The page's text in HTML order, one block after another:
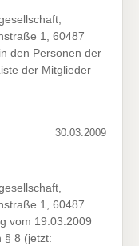
1, 60487
den Personen der
der Mitglieder
30.03.2009
1, 60487
vom 19.03.2009
§ 8 (jetzt: